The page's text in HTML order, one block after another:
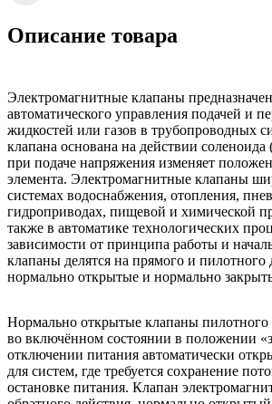
Описание товара
Нормально открытые клапаны пилотного
во включённом состоянии в положении
отключении питания автоматически
для систем, где требуется сохранение
остановке питания. Клапан
Электромагнитные клапаны
автоматического управления подачей и
жидкостей или газов в трубопроводных
клапана основана на действии
при подаче напряжения изменяет
элемента. Электромагнитные клапаны
системах водоснабжения, отопления,
гидроприводах, пищевой и химической
также в автоматике технологических
зависимости от принципа работы и
клапаны делятся на прямого и пилотного
нормально открытые и нормально